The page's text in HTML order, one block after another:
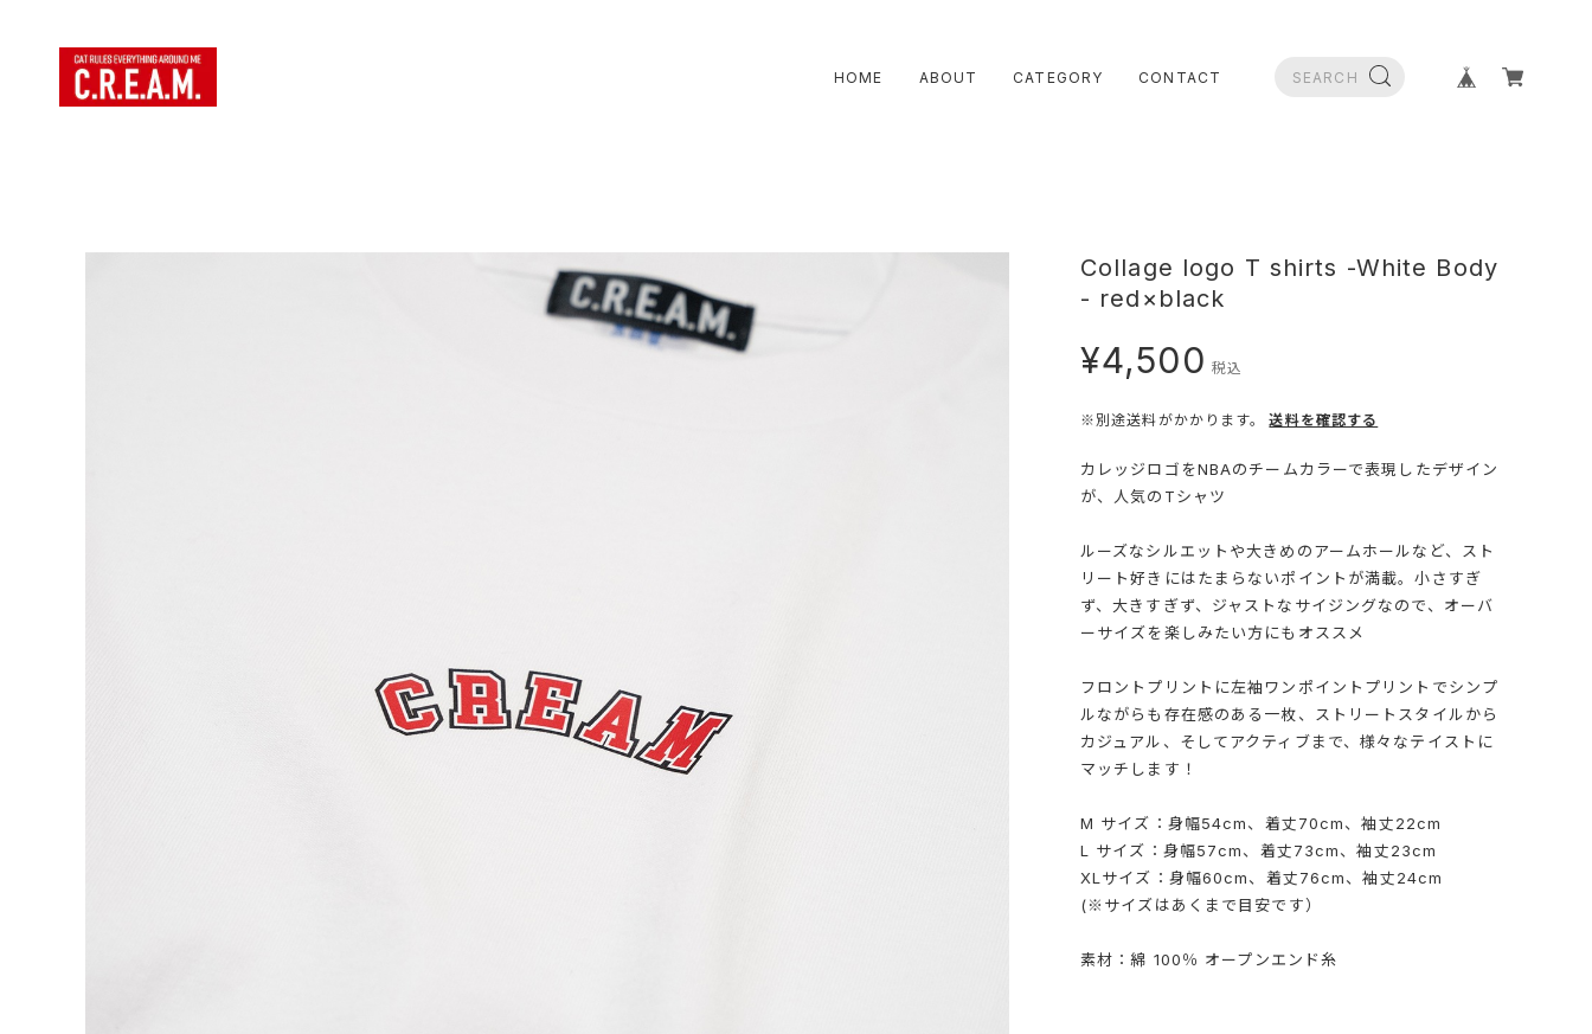
HOME ABOUT CATEGORY CONTACT
Collage logo T shirts -White Body
- red×black
¥4,500 税込
※別途送料がかかります。 送料を確認する
カレッジロゴをNBAのチームカラーで表現したデザイン
が、人気のTシャツ
ルーズなシルエットや大きめのアームホールなど、スト
リート好きにはたまらないポイントが満載。小さすぎ
ず、大きすぎず、ジャストなサイジングなので、オーバ
ーサイズを楽しみたい方にもオススメ
フロントプリントに左袖ワンポイントプリントでシンプ
ルながらも存在感のある一枚、ストリートスタイルから
カジュアル、そしてアクティブまで、様々なテイストに
マッチします！
M サイズ：身幅54cm、着丈70cm、袖丈22cm
L サイズ：身幅57cm、着丈73cm、袖丈23cm
XLサイズ：身幅60cm、着丈76cm、袖丈24cm
(※サイズはあくまで目安です）
素材：綿 100％ オープンエンド糸